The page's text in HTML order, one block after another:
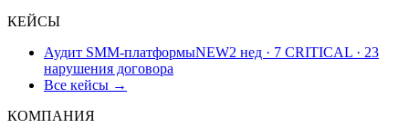
КЕЙСЫ
Аудит SMM-платформыNEW2 нед · 7 CRITICAL · 23
нарушения договора
Все кейсы →
КОМПАНИЯ